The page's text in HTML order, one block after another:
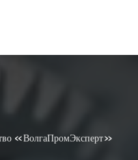
«ВолгаПромЭксперт»